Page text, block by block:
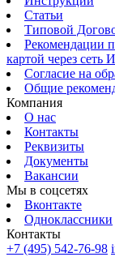
Статьи
Типовой
Рекомендации
картой через сеть
Согласие на
Общие
Компания
О нас
Контакты
Реквизиты
Документы
Вакансии
Мы в соцсетях
Вконтакте
Одноклассники
Контакты
+7 (495) 542-76-98